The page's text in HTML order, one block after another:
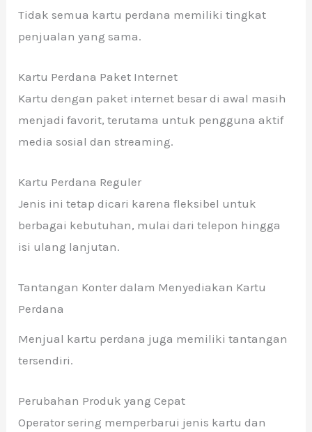
Tidak semua kartu perdana memiliki tingkat
penjualan yang sama.
Kartu Perdana Paket Internet
Kartu dengan paket internet besar di awal masih
menjadi favorit, terutama untuk pengguna aktif
media sosial dan streaming.
Kartu Perdana Reguler
Jenis ini tetap dicari karena fleksibel untuk
berbagai kebutuhan, mulai dari telepon hingga
isi ulang lanjutan.
Tantangan Konter dalam Menyediakan Kartu
Perdana
Menjual kartu perdana juga memiliki tantangan
tersendiri.
Perubahan Produk yang Cepat
Operator sering memperbarui jenis kartu dan